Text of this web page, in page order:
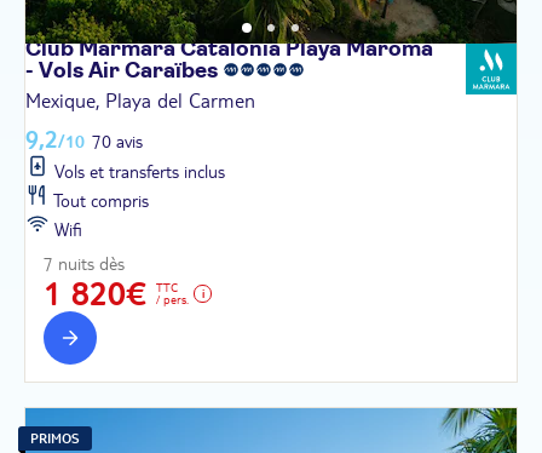
Club Marmara Catalonia Playa Maroma
- Vols Air Caraïbes
Mexique, Playa del Carmen
9,2/10 70 avis
Vols et transferts inclus
Tout compris
Wifi
7 nuits dès
1 820€
TTC
/ pers.
PRIMOS